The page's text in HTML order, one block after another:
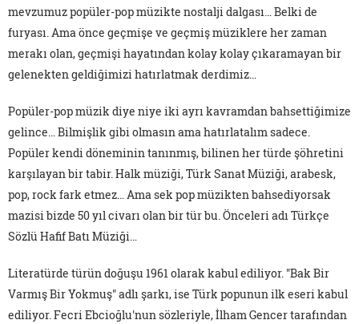
mevzumuz popüler-pop müzikte nostalji dalgası… Belki de
furyası. Ama önce geçmişe ve geçmiş müziklere her zaman
merakı olan, geçmişi hayatından kolay kolay çıkaramayan bir
gelenekten geldiğimizi hatırlatmak derdimiz…
Popüler-pop müzik diye niye iki ayrı kavramdan bahsettiğimize
gelince… Bilmişlik gibi olmasın ama hatırlatalım sadece.
Popüler kendi döneminin tanınmış, bilinen her türde şöhretini
karşılayan bir tabir. Halk müziği, Türk Sanat Müziği, arabesk,
pop, rock fark etmez… Ama sek pop müzikten bahsediyorsak
mazisi bizde 50 yıl civarı olan bir tür bu. Önceleri adı Türkçe
Sözlü Hafif Batı Müziği…
Literatürde türün doğuşu 1961 olarak kabul ediliyor. "Bak Bir
Varmış Bir Yokmuş" adlı şarkı, ise Türk popunun ilk eseri kabul
ediliyor. Fecri Ebcioğlu'nun sözleriyle, İlham Gencer tarafından